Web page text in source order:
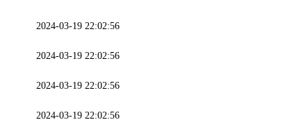
2024-03-19 22:02:56
2024-03-19 22:02:56
2024-03-19 22:02:56
2024-03-19 22:02:56